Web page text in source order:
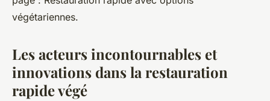
végétariennes.
Les acteurs incontournables et
innovations dans la restauration
rapide végé